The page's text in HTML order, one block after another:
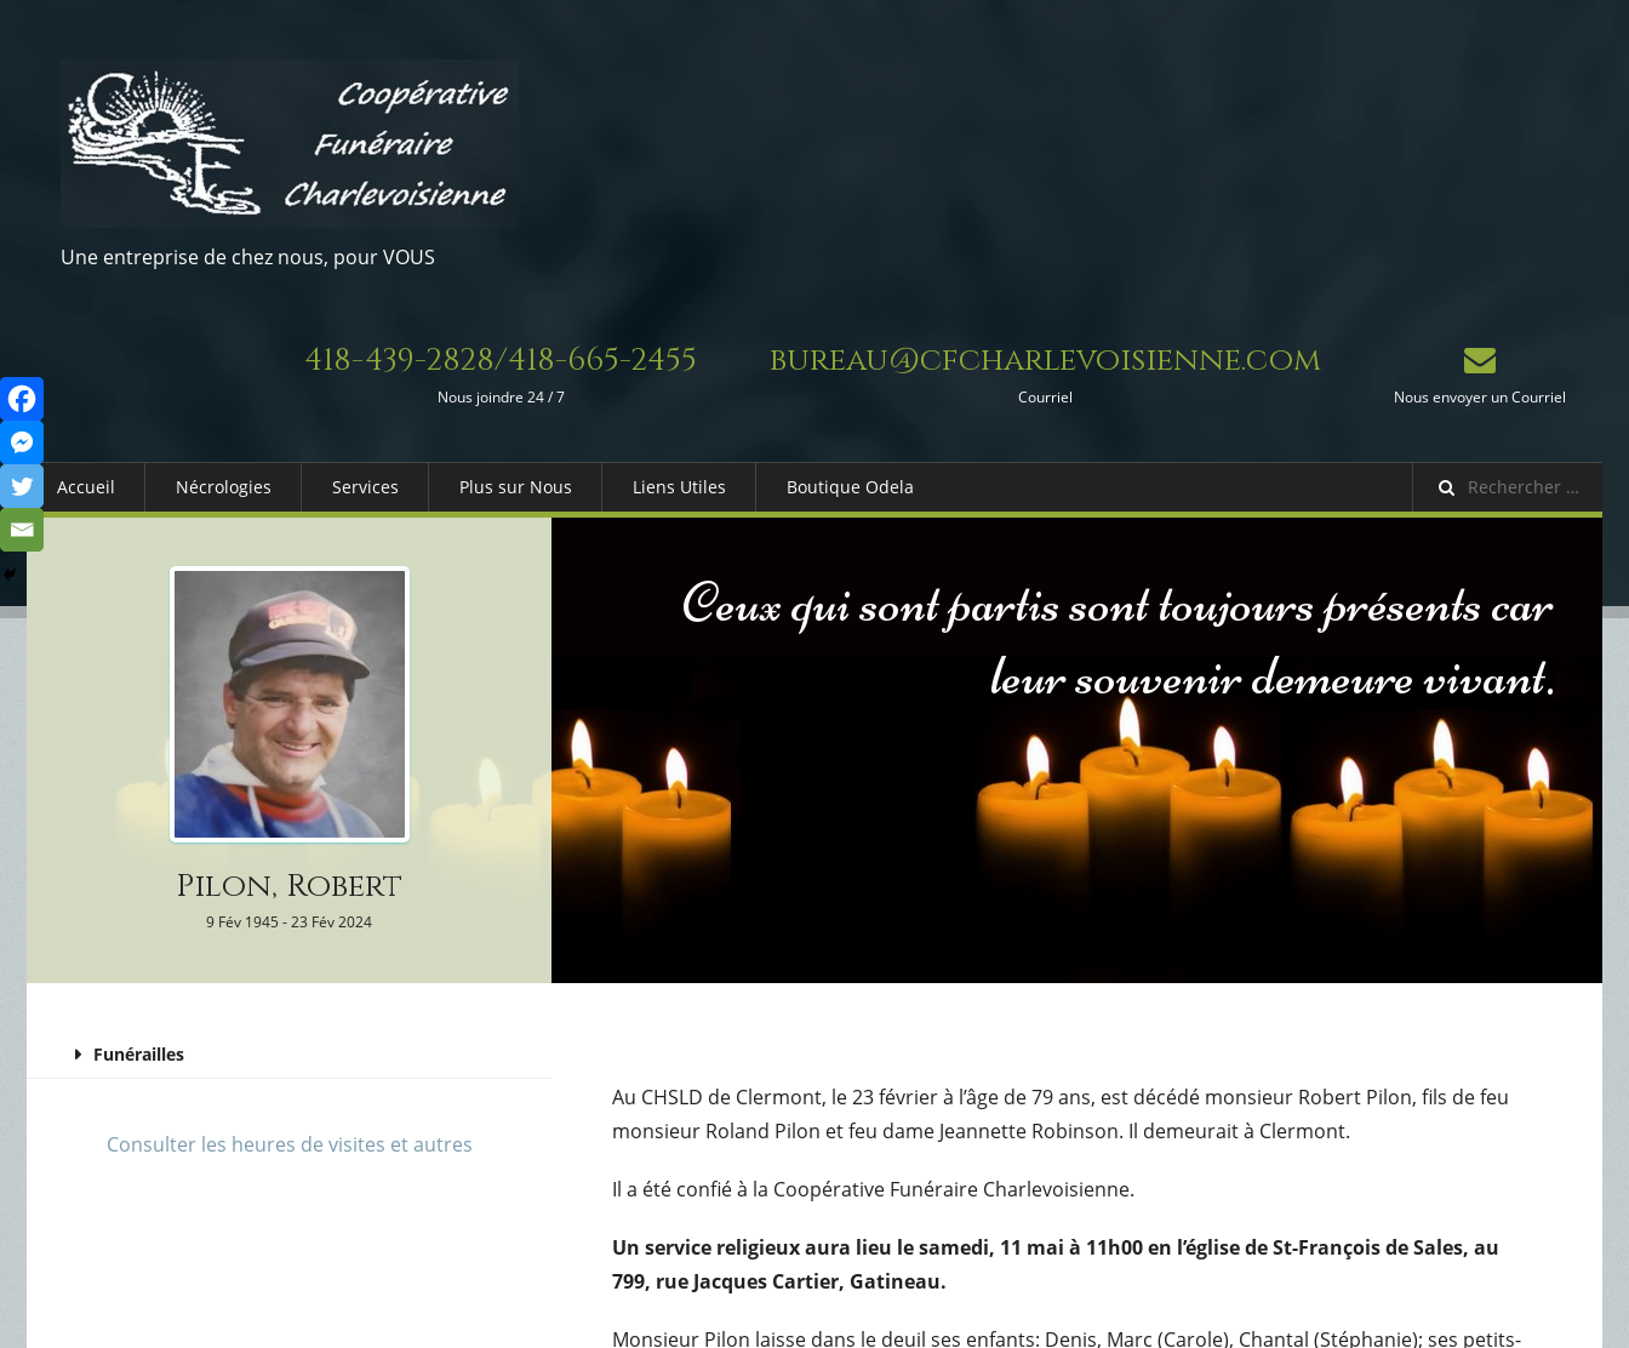
Une entreprise de chez nous, pour VOUS
418-439-2828/418-665-2455
Nous joindre 24 / 7
bureau@cfcharlevoisienne.com
Courriel Nous envoyer un Courriel
Accueil Nécrologies Services
Columbarium
Services Funéraires
Plus sur Nous Liens Utiles
Services Gouv. et Autres
Boutique Odela
Pilon, Robert
9 Fév 1945 - 23 Fév 2024
Ceux qui sont partis sont toujours présents car
leur souvenir demeure vivant.
Funérailles
Consulter les heures de visites et autres
Au CHSLD de Clermont, le 23 février à l’âge de 79 ans, est décédé monsieur Robert Pilon, fils de feu
monsieur Roland Pilon et feu dame Jeannette Robinson. Il demeurait à Clermont.
Il a été confié à la Coopérative Funéraire Charlevoisienne.
Un service religieux aura lieu le samedi, 11 mai à 11h00 en l’église de St-François de Sales, au
799, rue Jacques Cartier, Gatineau.
Monsieur Pilon laisse dans le deuil ses enfants: Denis, Marc (Carole), Chantal (Stéphanie); ses petits-